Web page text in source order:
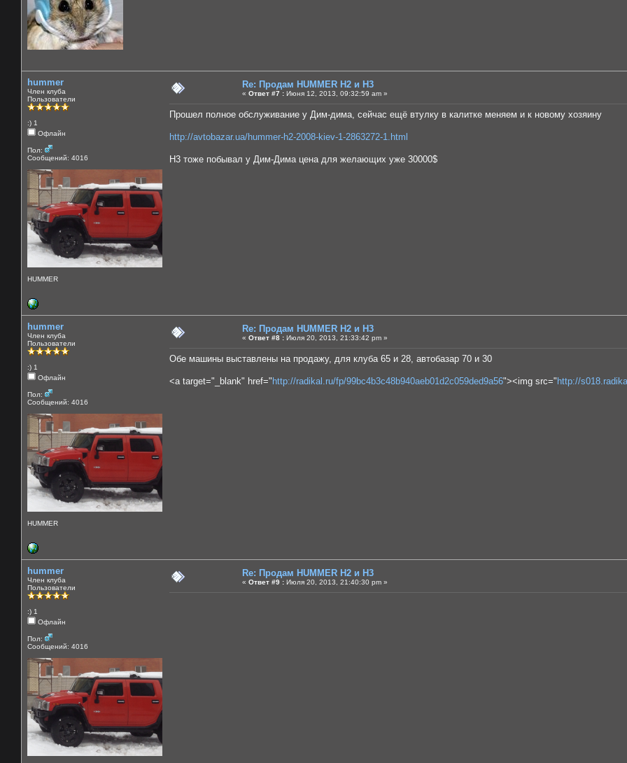
hummer
Член клуба
Пользователи
:) 1
Офлайн
Пол:
Сообщений: 4016
HUMMER
Re: Продам HUMMER H2 и H3
« Ответ #7 : Июня 12, 2013, 09:32:59 am »
Прошел полное обслуживание у Дим-дима, сейчас ещё втулку в калитке меняем и к новому хозяину
http://avtobazar.ua/hummer-h2-2008-kiev-1-2863272-1.html
H3 тоже побывал у Дим-Дима цена для желающих уже 30000$
hummer
Член клуба
Пользователи
:) 1
Офлайн
Пол:
Сообщений: 4016
HUMMER
Re: Продам HUMMER H2 и H3
« Ответ #8 : Июля 20, 2013, 21:33:42 pm »
Обе машины выставлены на продажу, для клуба 65 и 28, автобазар 70 и 30
<a target="_blank" href="http://radikal.ru/fp/99bc4b3c48b940aeb01d2c059ded9a56"><img src="http://
hummer
Член клуба
Пользователи
:) 1
Офлайн
Пол:
Сообщений: 4016
Re: Продам HUMMER H2 и H3
« Ответ #9 : Июля 20, 2013, 21:40:30 pm »